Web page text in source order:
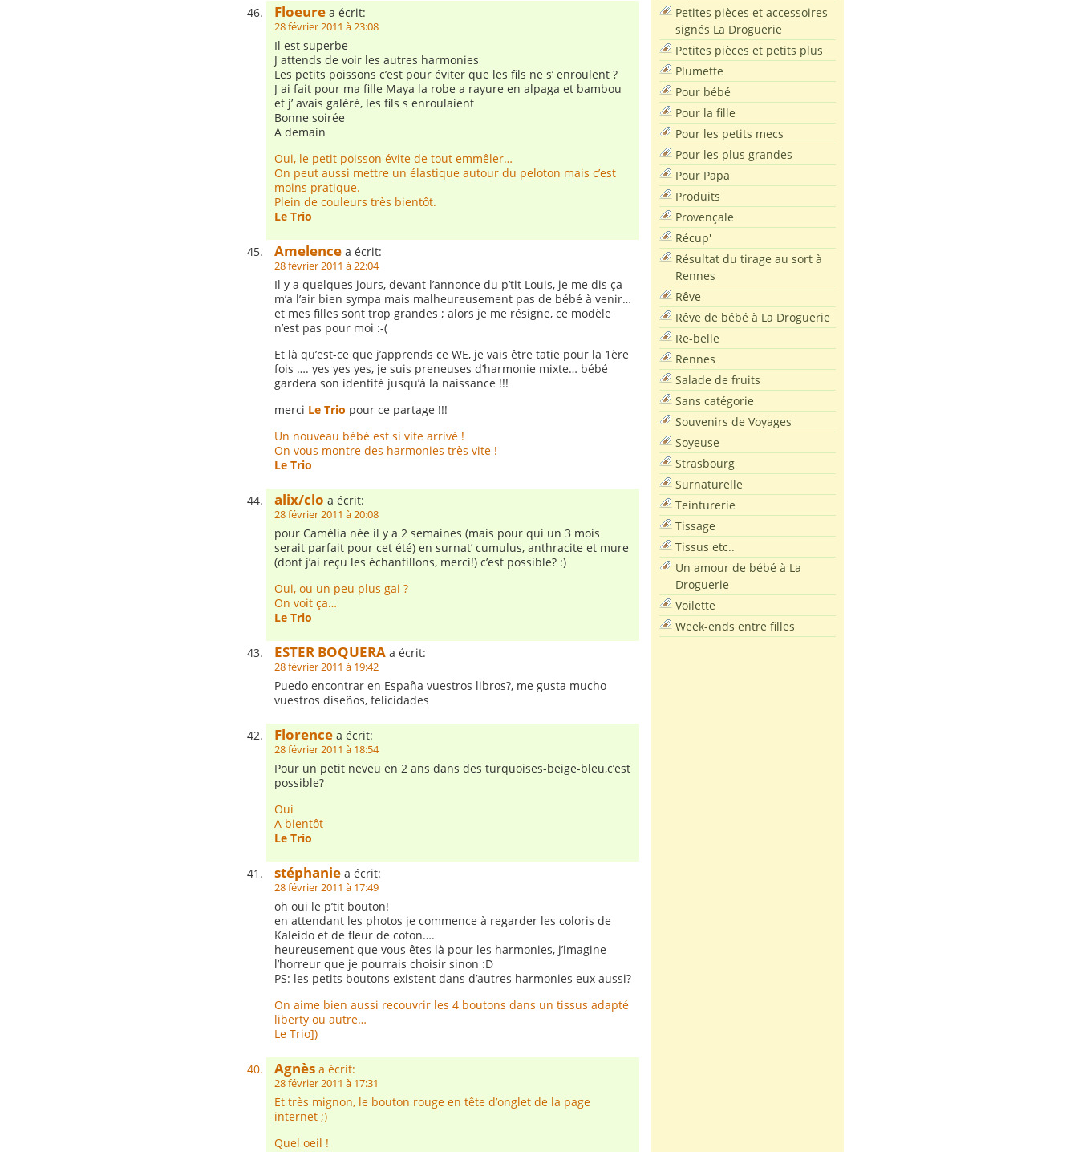
Floeure a écrit:
28 février 2011 à 23:08
Il est superbe
J attends de voir les autres harmonies
Les petits poissons c’est pour éviter que les fils ne s’ enroulent ?
J ai fait pour ma fille Maya la robe a rayure en alpaga et bambou
et j’ avais galéré, les fils s enroulaient
Bonne soirée
A demain
Oui, le petit poisson évite de tout emmêler…
On peut aussi mettre un élastique autour du peloton mais c’est
moins pratique.
Plein de couleurs très bientôt.
Le Trio
Amelence a écrit:
28 février 2011 à 22:04
Il y a quelques jours, devant l’annonce du p’tit Louis, je me dis ça
m’a l’air bien sympa mais malheureusement pas de bébé à venir…
et mes filles sont trop grandes ; alors je me résigne, ce modèle
n’est pas pour moi :-(
Et là qu’est-ce que j’apprends ce WE, je vais être tatie pour la 1ère
fois …. yes yes yes, je suis preneuses d’harmonie mixte… bébé
gardera son identité jusqu’à la naissance !!!
merci Le Trio pour ce partage !!!
Un nouveau bébé est si vite arrivé !
On vous montre des harmonies très vite !
Le Trio
alix/clo a écrit:
28 février 2011 à 20:08
pour Camélia née il y a 2 semaines (mais pour qui un 3 mois
serait parfait pour cet été) en surnat’ cumulus, anthracite et mure
(dont j’ai reçu les échantillons, merci!) c’est possible? :)
Oui, ou un peu plus gai ?
On voit ça…
Le Trio
ESTER BOQUERA a écrit:
28 février 2011 à 19:42
Puedo encontrar en España vuestros libros?, me gusta mucho
vuestros diseños, felicidades
Florence a écrit:
28 février 2011 à 18:54
Pour un petit neveu en 2 ans dans des turquoises-beige-bleu,c’est
possible?
Oui
A bientôt
Le Trio
stéphanie a écrit:
28 février 2011 à 17:49
oh oui le p’tit bouton!
en attendant les photos je commence à regarder les coloris de
Kaleido et de fleur de coton….
heureusement que vous êtes là pour les harmonies, j’imagine
l’horreur que je pourrais choisir sinon :D
PS: les petits boutons existent dans d’autres harmonies eux aussi?
On aime bien aussi recouvrir les 4 boutons dans un tissus adapté
liberty ou autre…
Le Trio])
Agnès a écrit:
28 février 2011 à 17:31
Et très mignon, le bouton rouge en tête d’onglet de la page
internet ;)
Quel oeil !
Petites pièces et accessoires
signés La Droguerie
Petites pièces et petits plus
Plumette
Pour bébé
Pour la fille
Pour les petits mecs
Pour les plus grandes
Pour Papa
Produits
Provençale
Récup'
Résultat du tirage au sort à
Rennes
Rêve
Rêve de bébé à La Droguerie
Re-belle
Rennes
Salade de fruits
Sans catégorie
Souvenirs de Voyages
Soyeuse
Strasbourg
Surnaturelle
Teinturerie
Tissage
Tissus etc..
Un amour de bébé à La
Droguerie
Voilette
Week-ends entre filles